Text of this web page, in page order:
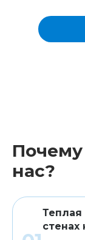
Почему
нас?
стенах